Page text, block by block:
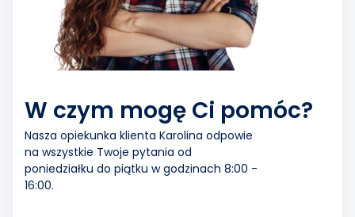
W czym mogę Ci pomóc?
Nasza opiekunka klienta Karolina odpowie
na wszystkie Twoje pytania od
poniedziałku do piątku w godzinach 8:00 -
16:00.